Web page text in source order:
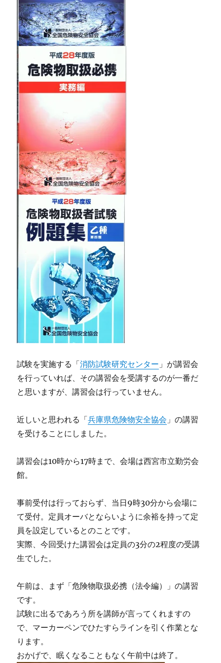
試験を実施する「消防試験研究センター 」が講習会
を行っていれば、その講習会を受講するのが一番だ
と思いますが、講習会は行っていません。
近しいと思われる「兵庫県危険物安全協会 」の講習
を受けることにしました。
講習会は10時から17時まで、会場は西宮市立勤労会
館。
事前受付は行っておらず、当日9時30分から会場に
て受付。定員オーバとならいように余裕を持って定
員を設定しているとのことです。
実際、今回受けた講習会は定員の3分の2程度の受講
生でした。
午前は、まず「危険物取扱必携（法令編）」の講習
です。
試験に出るであろう所を講師が言ってくれますの
で、マーカーペンでひたすらラインを引く作業とな
ります。
おかげで、眠くなることもなく午前中は終了。